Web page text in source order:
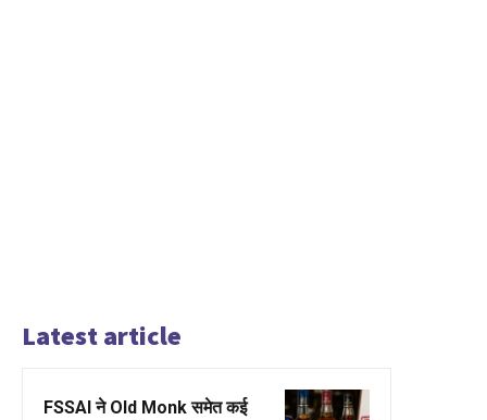
Latest article
FSSAI ने Old Monk समेत कई